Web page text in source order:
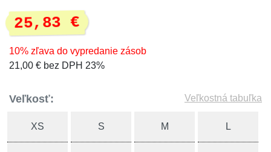
25,83 €
10% zľava do vypredanie zásob
21,00 € bez DPH 23%
Veľkosť: Veľkostná tabuľka
XS S M L